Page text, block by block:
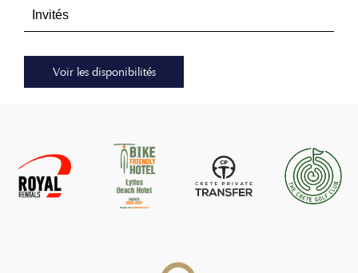
Voir les disponibilités